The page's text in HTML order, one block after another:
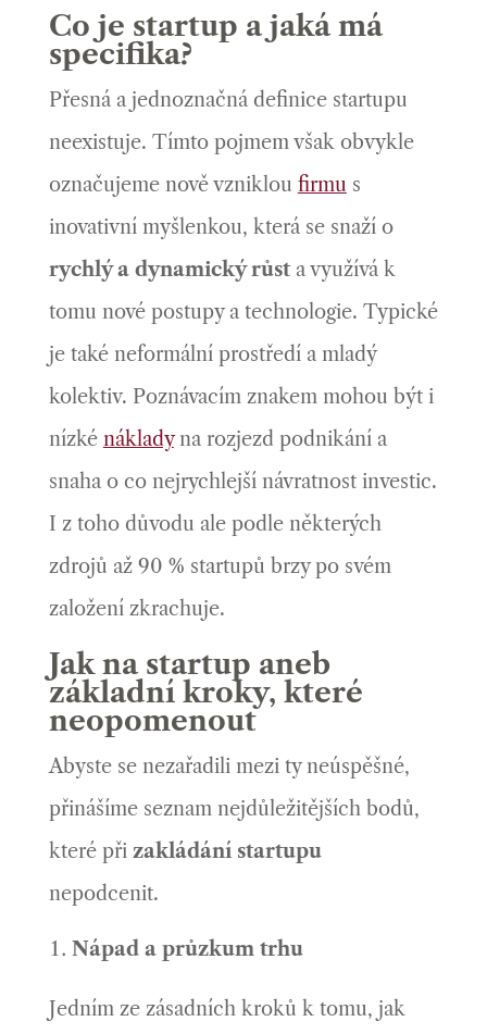
Co je startup a jaká má
specifika?
Přesná a jednoznačná definice startupu
neexistuje. Tímto pojmem však obvykle
označujeme nově vzniklou firmu s
inovativní myšlenkou, která se snaží o
rychlý a dynamický růsta využívá k
tomu nové postupy a technologie. Typické
je také neformální prostředí a mladý
kolektiv. Poznávacím znakem mohou být i
nízké nákladyna rozjezd podnikání a
snaha o co nejrychlejší návratnost investic.
I z toho důvodu ale podle některých
zdrojů až 90 % startupů brzy po svém
založení zkrachuje.
Jak na startup aneb
základní kroky, které
neopomenout
Abyste se nezařadili mezi ty neúspěšné,
přinášíme seznam nejdůležitějších bodů,
které při zakládání startupu
nepodcenit.
Nápad a průzkum trhu
Jedním ze zásadních kroků k tomu, jak